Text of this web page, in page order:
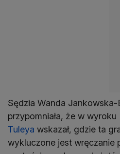
Sędzia Wanda Jankowska-
przypomniała, że w
Tuleya wskazał, gdzie ta
wykluczone jest wręczanie